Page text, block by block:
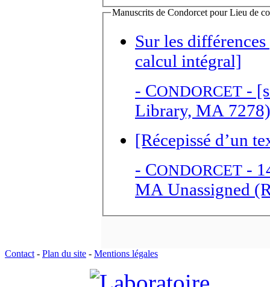
Manuscrits de Condorcet pour Lieu de
Sur les
calcul intégral]
- CONDORCET -
Library, MA 7278)
[Récepissé d’un
- CONDORCET -
MA Unassigned
Contact - Plan du site - Mentions légales